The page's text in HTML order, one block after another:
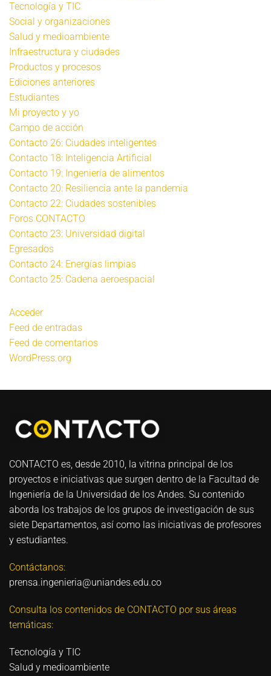
Tecnología y TIC
Social y organizaciones
Salud y medioambiente
Infraestructura y ciudades
Productos y procesos
Ediciones anteriores
Estudiantes
Mi proyecto y yo
Campo de acción
Contacto 26: Ciudades inteligentes
Contacto 18: Inteligencia Artificial
Contacto 19: Ingeniería de alimentos
Contacto 20: Resiliencia ante la pandemia
Contacto 22: Ciudades sostenibles
Foros CONTACTO
Contacto 23: Universidad digital
Egresados
Contacto 24: Energías limpias
Contacto 25: Cadena aeroespacial
Acceder
Feed de entradas
Feed de comentarios
WordPress.org
CONTACTO es, desde 2010, la vitrina principal de los
proyectos e iniciativas que surgen dentro de la Facultad de
Ingeniería de la Universidad de los Andes. Su contenido
aborda los trabajos de los grupos de investigación de sus
siete Departamentos, así como las iniciativas de profesores
y estudiantes.
Contáctanos:
prensa.ingenieria@uniandes.edu.co
Consulta los contenidos de CONTACTO por sus áreas
temáticas:
Tecnología y TIC
Salud y medioambiente